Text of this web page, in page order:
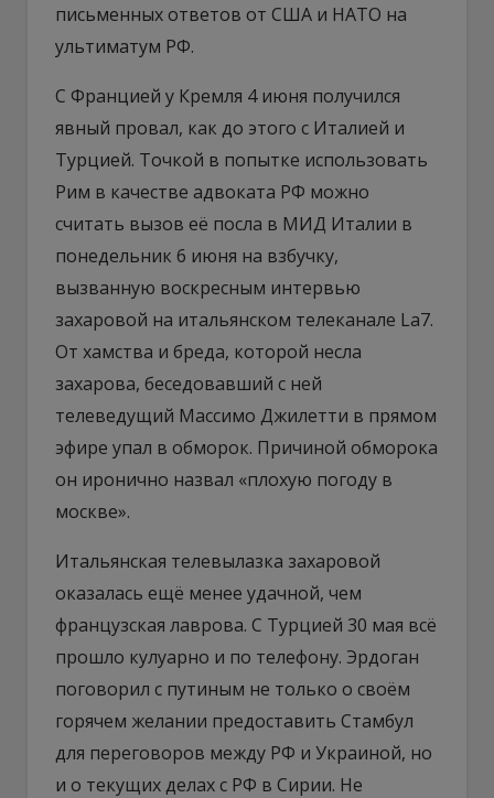
письменных ответов от США и НАТО на
ультиматум РФ.
С Францией у Кремля 4 июня получился
явный провал, как до этого с Италией и
Турцией. Точкой в попытке использовать
Рим в качестве адвоката РФ можно
считать вызов её посла в МИД Италии в
понедельник 6 июня на взбучку,
вызванную воскресным интервью
захаровой на итальянском телеканале La7.
От хамства и бреда, которой несла
захарова, беседовавший с ней
телеведущий Массимо Джилетти в прямом
эфире упал в обморок. Причиной обморока
он иронично назвал «плохую погоду в
москве».
Итальянская телевылазка захаровой
оказалась ещё менее удачной, чем
французская лаврова. С Турцией 30 мая всё
прошло кулуарно и по телефону. Эрдоган
поговорил с путиным не только о своём
горячем желании предоставить Стамбул
для переговоров между РФ и Украиной, но
и о текущих делах с РФ в Сирии. Не